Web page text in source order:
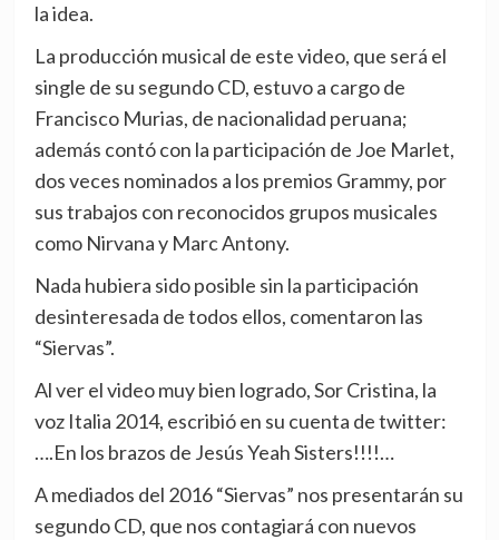
la idea.
La producción musical de este video, que será el
single de su segundo CD, estuvo a cargo de
Francisco Murias, de nacionalidad peruana;
además contó con la participación de Joe Marlet,
dos veces nominados a los premios Grammy, por
sus trabajos con reconocidos grupos musicales
como Nirvana y Marc Antony.
Nada hubiera sido posible sin la participación
desinteresada de todos ellos, comentaron las
“Siervas”.
Al ver el video muy bien logrado, Sor Cristina, la
voz Italia 2014, escribió en su cuenta de twitter:
….En los brazos de Jesús Yeah Sisters!!!!…
A mediados del 2016 “Siervas” nos presentarán su
segundo CD, que nos contagiará con nuevos